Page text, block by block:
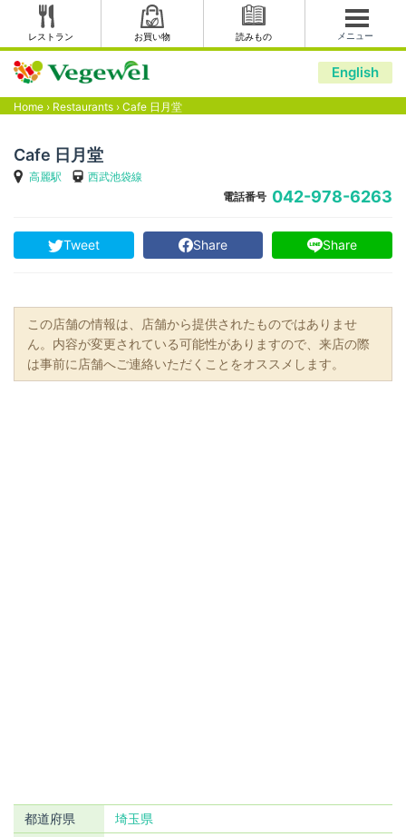
レストラン お買い物 読みもの メニュー
English
Home › Restaurants › Cafe 日月堂
Cafe 日月堂
高麗駅
西武池袋線
電話番号 042-978-6263
Tweet Share Share
この店舗の情報は、店舗から提供されたものではありませ
ん。内容が変更されている可能性がありますので、来店の際
は事前に店舗へご連絡いただくことをオススメします。
都道府県
埼玉県